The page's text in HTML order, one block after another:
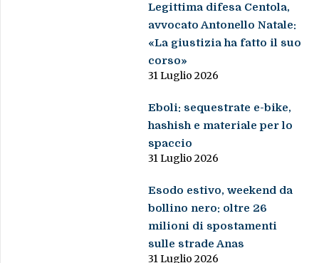
Legittima difesa Centola,
avvocato Antonello Natale:
«La giustizia ha fatto il suo
corso»
31 Luglio 2026
Eboli: sequestrate e-bike,
hashish e materiale per lo
spaccio
31 Luglio 2026
Esodo estivo, weekend da
bollino nero: oltre 26
milioni di spostamenti
sulle strade Anas
31 Luglio 2026